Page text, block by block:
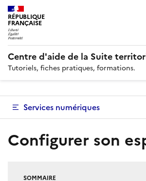
RÉPUBLIQUE
FRANÇAISE
Centre d'aide de la Suite
Tutoriels, fiches pratiques, formations.
Services numériques
Configurer son
SOMMAIRE